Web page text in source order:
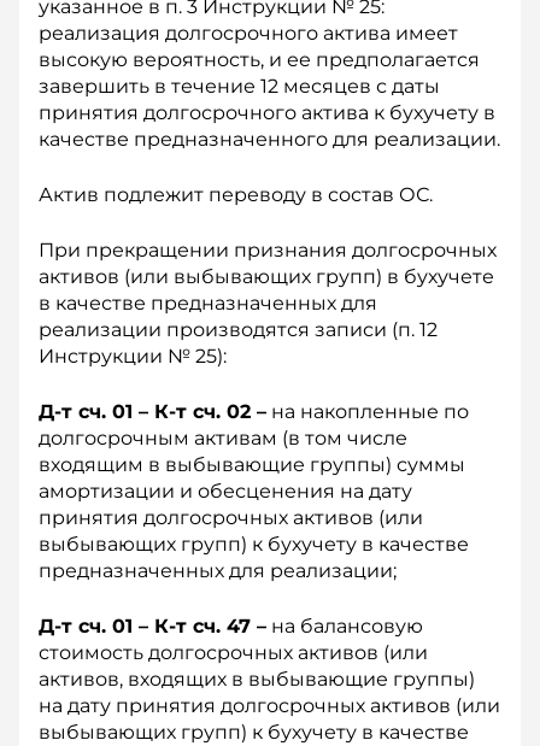
указанное в п. 3 Инструкции № 25:
реализация долгосрочного актива имеет
высокую вероятность, и ее предполагается
завершить в течение 12 месяцев с даты
принятия долгосрочного актива к бухучету в
качестве предназначенного для реализации.
Актив подлежит переводу в состав ОС.
При прекращении признания долгосрочных
активов (или выбывающих групп) в бухучете
в качестве предназначенных для
реализации производятся записи (п. 12
Инструкции № 25):
Д-т сч. 01 – К-т сч. 02 – на накопленные по
долгосрочным активам (в том числе
входящим в выбывающие группы) суммы
амортизации и обесценения на дату
принятия долгосрочных активов (или
выбывающих групп) к бухучету в качестве
предназначенных для реализации;
Д-т сч. 01 – К-т сч. 47 – на балансовую
стоимость долгосрочных активов (или
активов, входящих в выбывающие группы)
на дату принятия долгосрочных активов (или
выбывающих групп) к бухучету в качестве